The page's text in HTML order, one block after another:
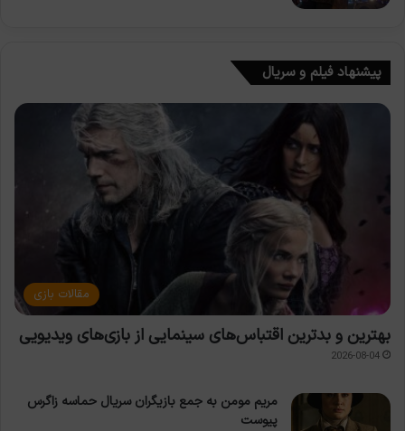
پیشنهاد فیلم و سریال
مقالات بازی
بهترین و بدترین اقتباس‌های سینمایی از بازی‌های ویدیویی
2026-08-04
مریم مومن به جمع بازیگران سریال حماسه زاگرس
پیوست